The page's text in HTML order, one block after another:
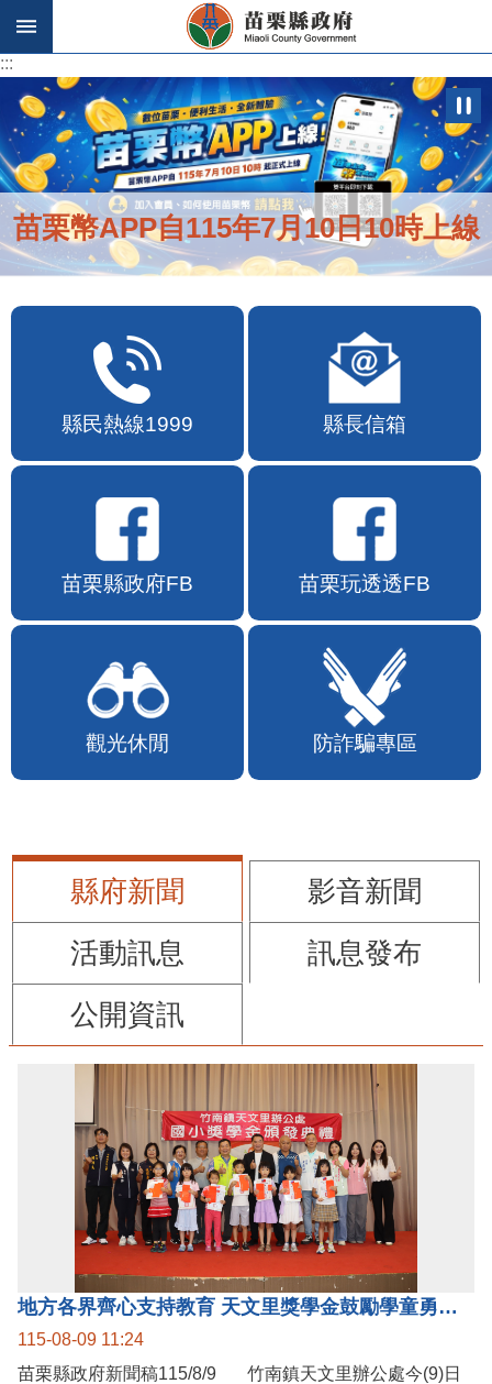
跳到主要內容區塊
:::
苗栗幣APP自115年7月10日10時上線
縣民熱線1999 縣長信箱
苗栗縣政府FB 苗栗玩透透FB
觀光休閒 防詐騙專區
縣府新聞
影音新聞
活動訊息
訊息發布
公開資訊
地方各界齊心支持教育 天文里獎學金鼓勵學童勇敢追夢
115-08-09 11:24
苗栗縣政府新聞稿115/8/9 竹南鎮天文里辦公處今(9)日